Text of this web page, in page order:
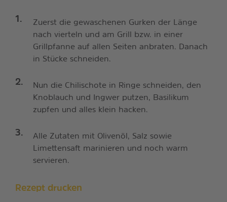
Zuerst die gewaschenen Gurken der Länge
nach vierteln und am Grill bzw. in einer
Grillpfanne auf allen Seiten anbraten. Danach
in Stücke schneiden.
Nun die Chilischote in Ringe schneiden, den
Knoblauch und Ingwer putzen, Basilikum
zupfen und alles klein hacken.
Alle Zutaten mit Olivenöl, Salz sowie
Limettensaft marinieren und noch warm
servieren.
Rezept drucken